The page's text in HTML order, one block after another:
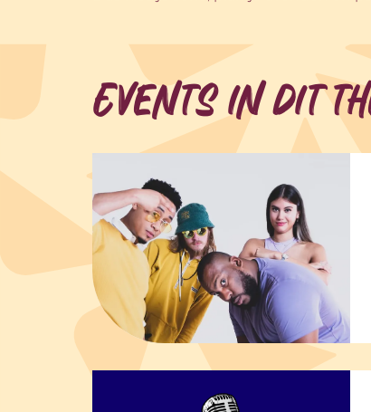
Events in dit